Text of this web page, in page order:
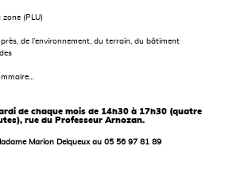
(PLU)
de l’environnement, du terrain, du bâtiment
de chaque mois de 14h30 à 17h30 (quatre
rue du Professeur Arnozan.
Marion Delqueux au05 56 97 81 89